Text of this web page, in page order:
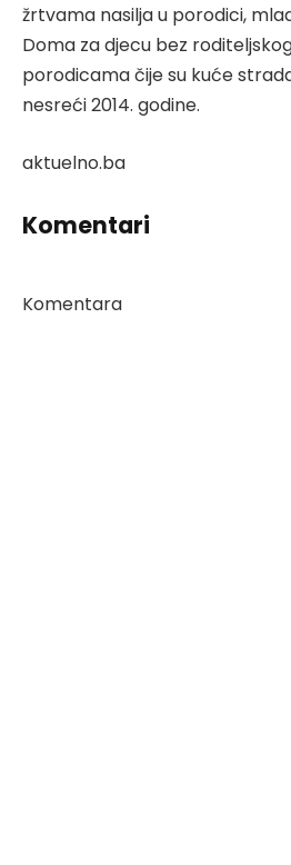
žrtvama nasilja u porodici,
Doma za djecu bez
porodicama čije su kuće
nesreći 2014. godine.
aktuelno.ba
Komentari
Komentara